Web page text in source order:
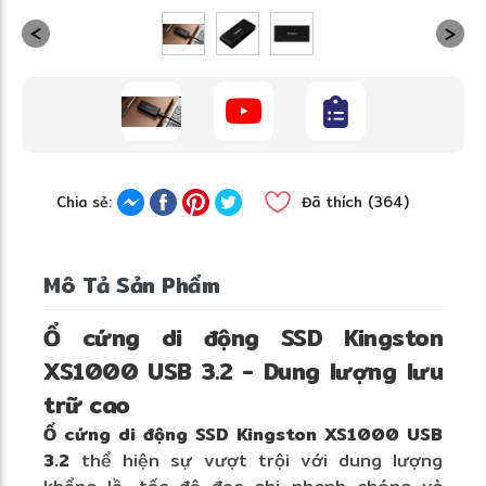
Chia sẻ: Đã thích (364)
Mô Tả Sản Phẩm
Ổ cứng di động SSD Kingston
XS1000 USB 3.2 - Dung lượng lưu
trữ cao
Ổ cứng di động SSD Kingston XS1000 USB
3.2 thể hiện sự vượt trội với dung lượng